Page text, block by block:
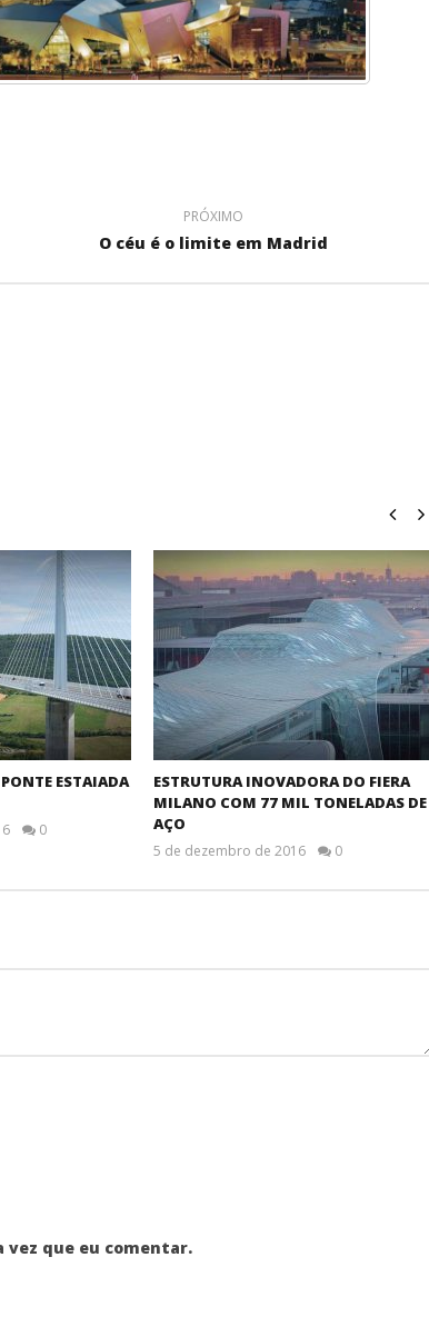
PRÓXIMO
O céu é o limite em Madrid
ESTAIADA
0
ESTRUTURA INOVADORA DO FIERA
MILANO COM 77 MIL TONELADAS DE
AÇO
5 de dezembro de 2016 0
vez que eu comentar.